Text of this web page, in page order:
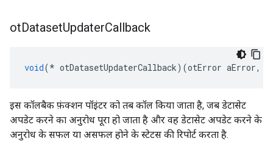
otDatasetUpdaterCallback
void(* otDatasetUpdaterCallback)(otError aError,
इस कॉलबैक फ़ंक्शन पॉइंटर को तब कॉल किया जाता है, जब डेटासेट
अपडेट करने का अनुरोध पूरा हो जाता है और वह डेटासेट अपडेट करने के
अनुरोध के सफल या असफल होने के स्टेटस की रिपोर्ट करता है.